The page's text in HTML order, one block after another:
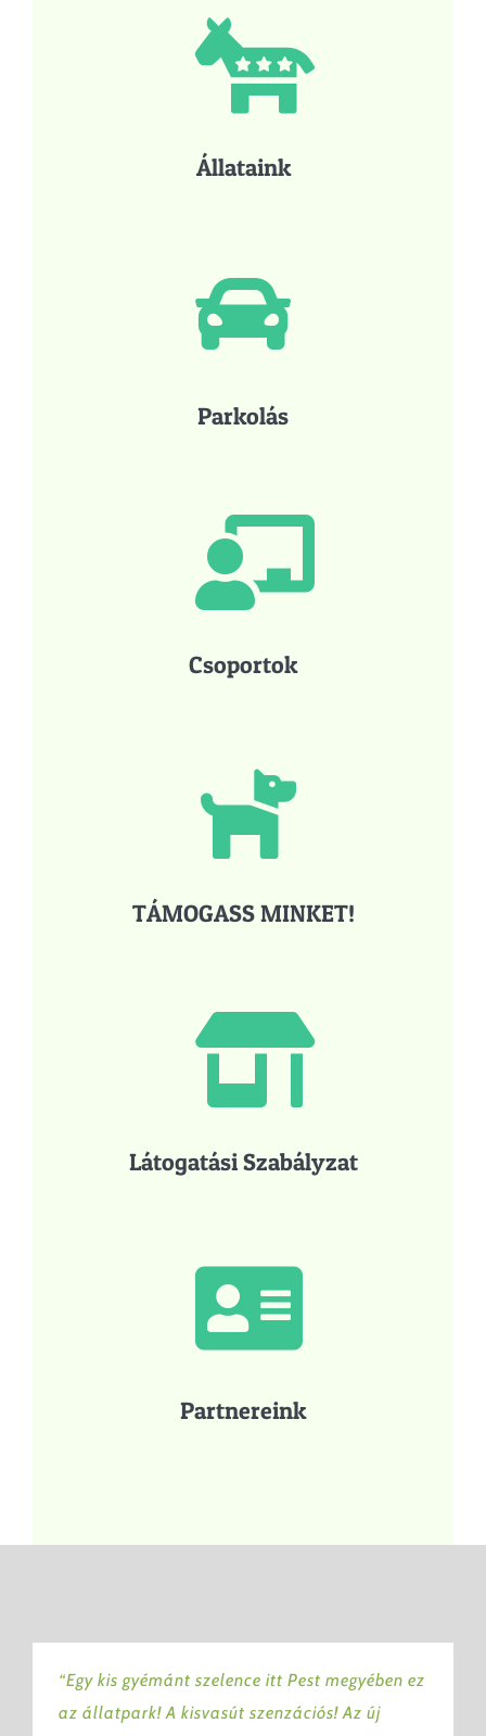
Állataink
Parkolás
Csoportok
TÁMOGASS MINKET!
Látogatási Szabályzat
Partnereink
“Egy kis gyémánt szelence itt Pest megyében ez
az állatpark! A kisvasút szenzációs! Az új